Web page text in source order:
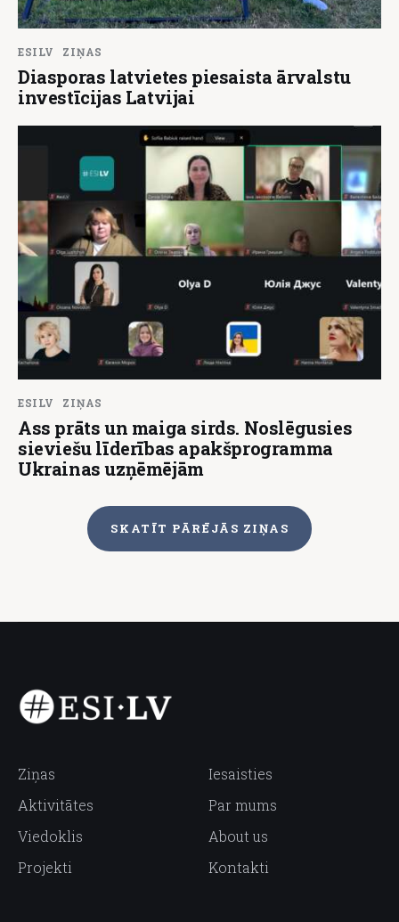
ESILV ZIŅAS
Diasporas latvietes piesaista ārvalstu
investīcijas Latvijai
ESILV ZIŅAS
Ass prāts un maiga sirds. Noslēgusies
sieviešu līderības apakšprogramma
Ukrainas uzņēmējām
SKATĪT PĀRĒJĀS ZIŅAS
Ziņas
Aktivitātes
Viedoklis
Projekti
Iesaisties
Par mums
About us
Kontakti